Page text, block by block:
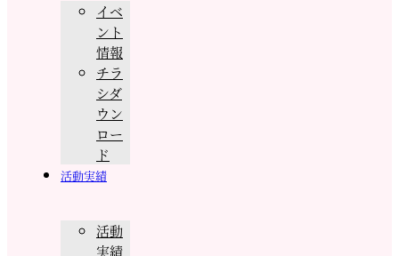
イベ
ント
情報
チラ
シダ
ウン
ロー
ド
活動実績
活動
実績